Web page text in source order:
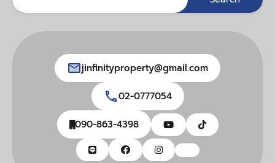
jinfinityproperty@gmail.com
02-0777054
090-863-4398